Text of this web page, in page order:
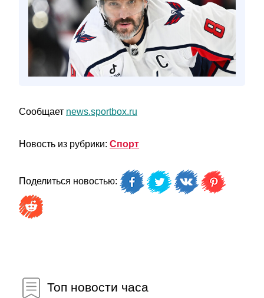
Сообщает news.sportbox.ru
Новость из рубрики: Спорт
Поделиться новостью:
Топ новости часа